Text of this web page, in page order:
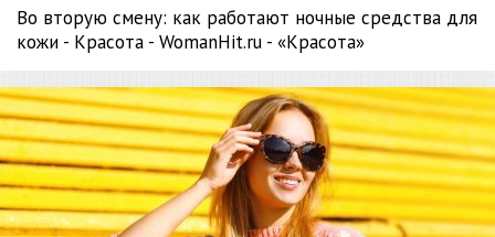
Во вторую смену: как работают ночные средства для
кожи - Красота - WomanHit.ru - «Красота»